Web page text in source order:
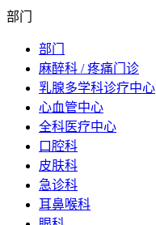
部门
部门
麻醉科 / 疼痛门诊
乳腺多学科诊疗中心
心血管中心
全科医疗中心
口腔科
皮肤科
急诊科
耳鼻喉科